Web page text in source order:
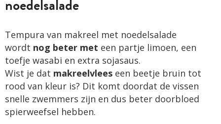
noedelsalade
Tempura van makreel met noedelsalade
wordt nog beter met een partje limoen, een
toefje wasabi en extra sojasaus.
Wist je dat makreelvlees een beetje bruin tot
rood van kleur is? Dit komt doordat de vissen
snelle zwemmers zijn en dus beter doorbloed
spierweefsel hebben.